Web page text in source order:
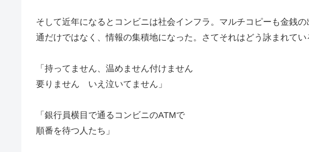
そして近年になるとコンビニは社会インフラ。マルチコピーも金銭
通だけではなく、情報の集積地になった。さてそれはどう詠まれてい
「持ってません、温めません付けません
要りません いえ泣いてません」
「銀行員横目で通るコンビニのATMで
順番を待つ人たち」